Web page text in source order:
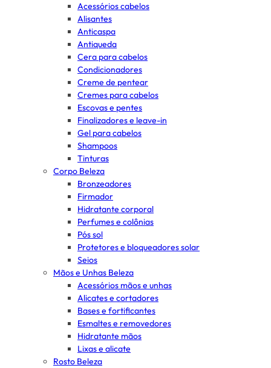
Acessórios cabelos
Alisantes
Anticaspa
Antiqueda
Cera para cabelos
Condicionadores
Creme de pentear
Cremes para cabelos
Escovas e pentes
Finalizadores e leave-in
Gel para cabelos
Shampoos
Tinturas
Corpo Beleza
Bronzeadores
Firmador
Hidratante corporal
Perfumes e colônias
Pós sol
Protetores e bloqueadores solar
Seios
Mãos e Unhas Beleza
Acessórios mãos e unhas
Alicates e cortadores
Bases e fortificantes
Esmaltes e removedores
Hidratante mãos
Lixas e alicate
Rosto Beleza